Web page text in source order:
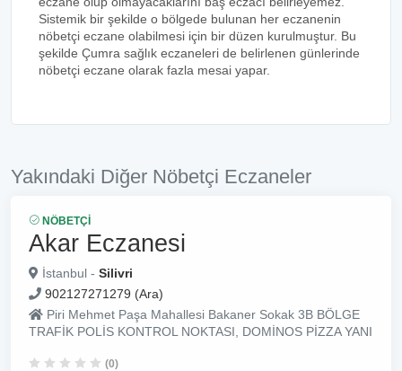
Sistemik bir şekilde o bölgede bulunan her eczanenin
nöbetçi eczane olabilmesi için bir düzen kurulmuştur. Bu
şekilde Çumra sağlık eczaneleri de belirlenen günlerinde
nöbetçi eczane olarak fazla mesai yapar.
Yakındaki Diğer Nöbetçi Eczaneler
NÖBETÇI
Akar Eczanesi
İstanbul - Silivri
902127271279 (Ara)
Piri Mehmet Paşa Mahallesi Bakaner Sokak 3B BÖLGE
TRAFİK POLİS KONTROL NOKTASI, DOMİNOS PİZZA YANI
(0)